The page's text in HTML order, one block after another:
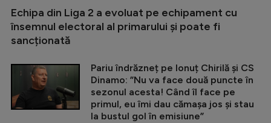
Echipa din Liga 2 a evoluat pe echipament cu
însemnul electoral al primarului și poate fi
sancționată
Pariu îndrăzneț pe Ionuț Chirilă și CS
Dinamo: ”Nu va face două puncte în
sezonul acesta! Când îl face pe
primul, eu îmi dau cămașa jos și stau
la bustul gol în emisiune”